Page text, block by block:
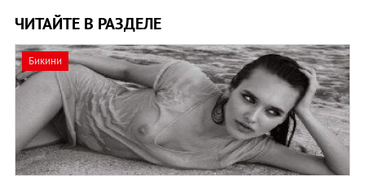
ЧИТАЙТЕ В РАЗДЕЛЕ
Бикини